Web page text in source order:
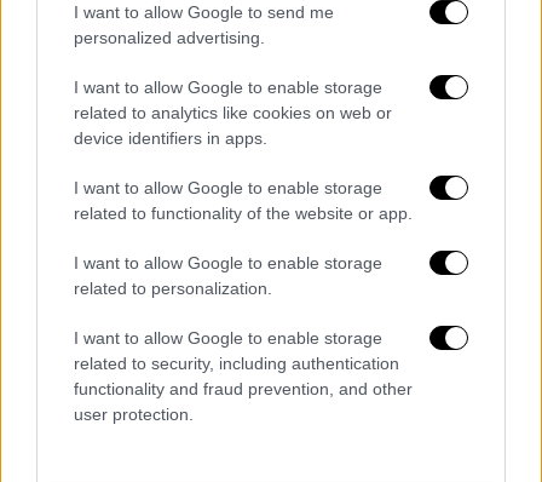
I want to allow Google to send me
personalized advertising.
I want to allow Google to enable storage
related to analytics like cookies on web or
device identifiers in apps.
I want to allow Google to enable storage
related to functionality of the website or app.
I want to allow Google to enable storage
related to personalization.
I want to allow Google to enable storage
related to security, including authentication
functionality and fraud prevention, and other
user protection.
Μεσογείου και ειδικότερα κοντά στα
ελληνικά σύνορα. Υπογράμμισε επίσης τον
σοβαρό κίνδυνο που εγκυμονεί το
περιστατικό γιατην ελευθερία της
ναυσιπλοΐας, την ασφάλεια των πολιτών και
το περιβάλλον.
Ελλάδα θα κάνει όλα τα αναγκαία βήματα
έτσι ώστε να διασφαλιστεί απολύτως ότι η
Μεσόγειος δεν θα καταστεί θέατρο
πολεμικών επιχειρήσεων», κατέληξε ο κ.
Γεραπετρίτης.
θαλάσσιο drone
εντοπίστηκε στα τέλη